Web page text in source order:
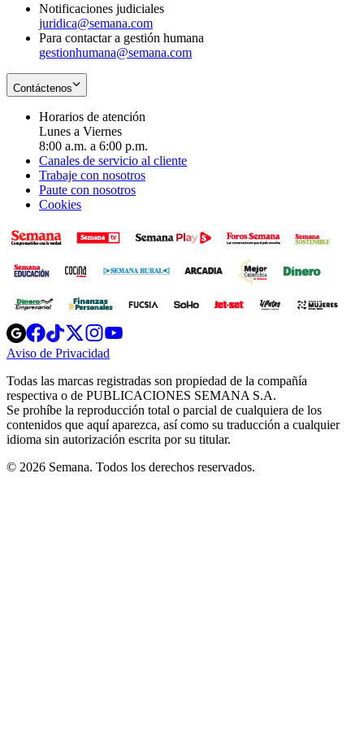
Notificaciones judiciales
juridica@semana.com
Para contactar a gestión humana
gestionhumana@semana.com
Contáctenos
Horarios de atención
Lunes a Viernes
8:00 a.m. a 6:00 p.m.
Canales de servicio al cliente
Trabaje con nosotros
Paute con nosotros
Cookies
Opens
in
new
Opens
in
new
Opens
in
new
window
Opens
new
windowwindow
Aviso de Privacidad
new
window
Todas las marcas registradas son propiedad de la compañía
respectiva o de PUBLICACIONES SEMANA S.A.
Se prohíbe la reproducción total o parcial de cualquiera de los
contenidos que aquí aparezca, así como su traducción a cualquier
idioma sin autorización escrita por su titular.
© 2026 Semana. Todos los derechos reservados.